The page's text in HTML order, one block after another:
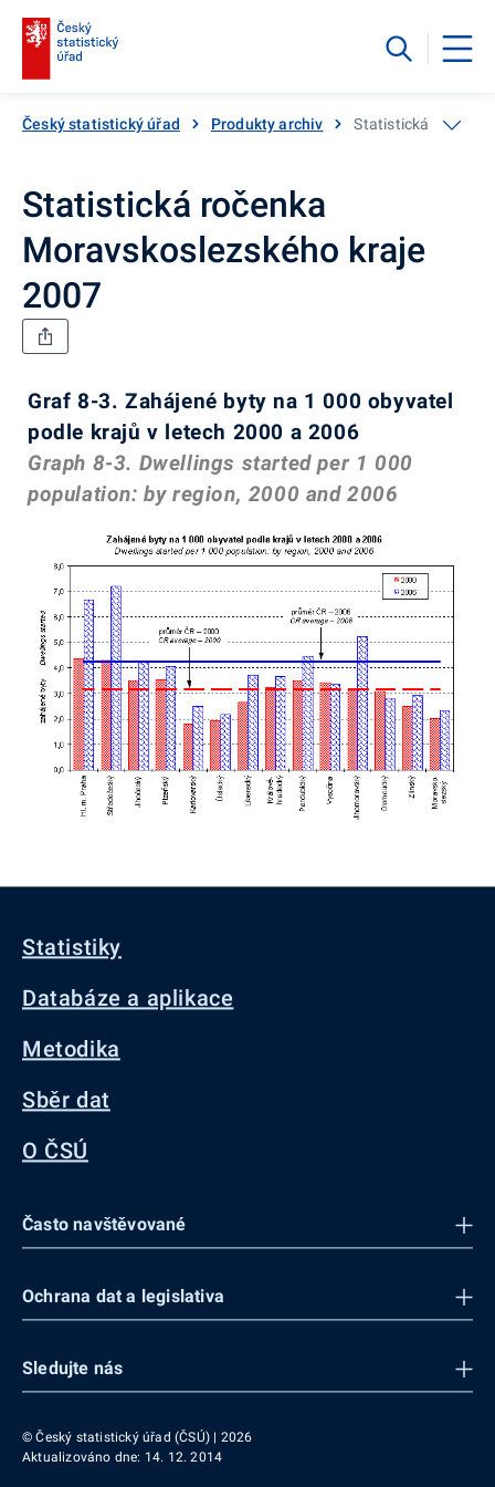
Český statistický úřad Produkty archiv Statistická ročenka
Statistická ročenka
Moravskoslezského kraje
2007
Graf 8-3. Zahájené byty na 1 000 obyvatel
podle krajů v letech 2000 a 2006
Graph 8-3. Dwellings started per 1 000
population: by region, 2000 and 2006
Statistiky
Databáze a aplikace
Metodika
Sběr dat
O ČSÚ
Často navštěvované
Ochrana dat a legislativa
Sledujte nás
© Český statistický úřad (ČSÚ) | 2026
Aktualizováno dne: 14. 12. 2014